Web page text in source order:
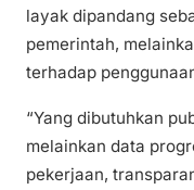
layak dipandang
pemerintah,
terhadap
“Yang dibutuhkan
melainkan data
pekerjaan,